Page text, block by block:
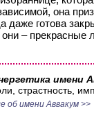
она
даже готова
– прекрасные
имени
страстность,
об имени Аввакум >>